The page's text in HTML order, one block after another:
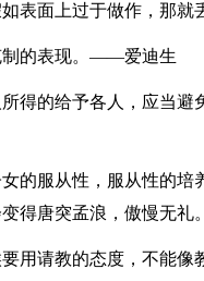
如表面上过于做作，那
制的表现。——爱迪生
得的给予各人，应当
的服从性，服从性的培
变得唐突孟浪，傲慢无
用请教的态度，不能